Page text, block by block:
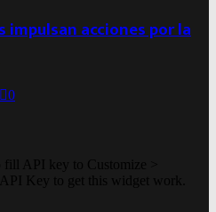
impulsan acciones por la
0
fill API key to Customize >
Key to get this widget work.